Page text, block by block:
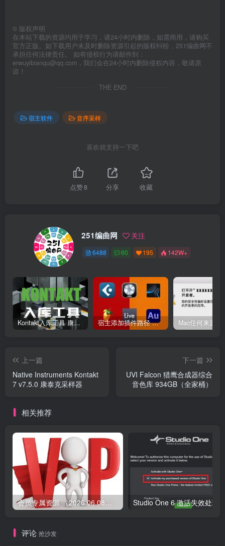
© 版权声明
在本站下载的资源均用于学习，请24小时内删除，如需商用，请购买
官方正版。如下载用户未及时删除资源引起的版权纠纷，251编曲网不
承担任何法律责任。 如有侵权行为请邮件到：
erwuyibianqu@qq.com，我们会在24小时内删除侵权内容，敬请原
谅！
THE END
宿主软件 音序采样
喜欢就支持一下吧
点赞8 分享 收藏
251编曲网 关注
6488 60 195 142W+
Kontakt入库工具 康泰克入库教程 宿主添加插件路径 插件路径设置 VSTPlugins路径
上一篇
Native Instruments Kontakt
7 v7.5.0 康泰克采样器
下一篇
UVI Falcon 猎鹰合成器综合
音色库 934GB（全家桶）
相关推荐
会员专属资源 （2026.06.08更新）
评论 抢沙发